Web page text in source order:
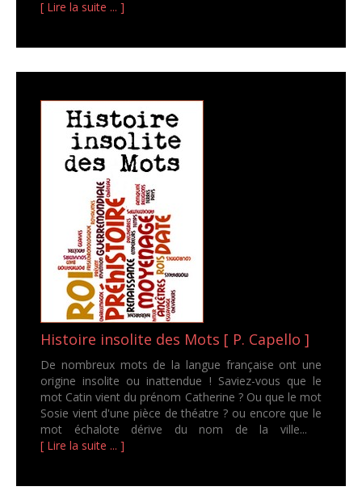
[ Lire la suite ... ]
Histoire insolite des Mots [ P. Capello ]
De nombreux mots de la langue française ont une
origine insolite ou inattendue ! Saviez-vous que le
mot Catin vient du prénom Catherine ? Ou que le mot
Sosie vient d'une pièce de théatre ? ou encore que le
mot échalote dérive du nom de la ville...
[ Lire la suite ... ]